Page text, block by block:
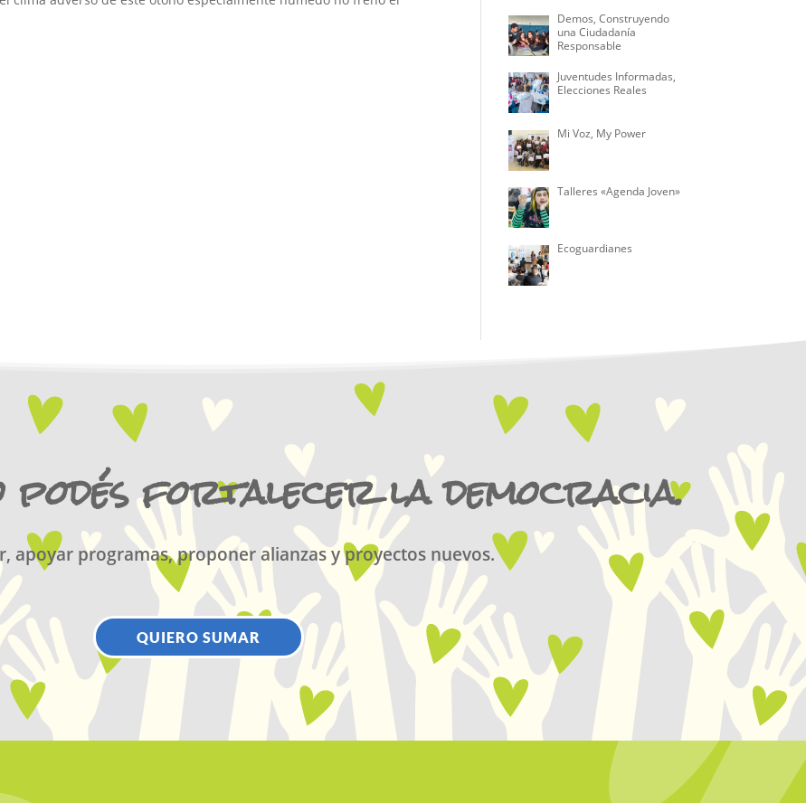
Demos, Construyendo
una Ciudadanía
Responsable
Juventudes Informadas,
Elecciones Reales
Mi Voz, My Power
Talleres «Agenda Joven»
Ecoguardianes
podés fortalecer la democracia.
apoyar programas, proponer alianzas y proyectos nuevos.
QUIERO SUMAR